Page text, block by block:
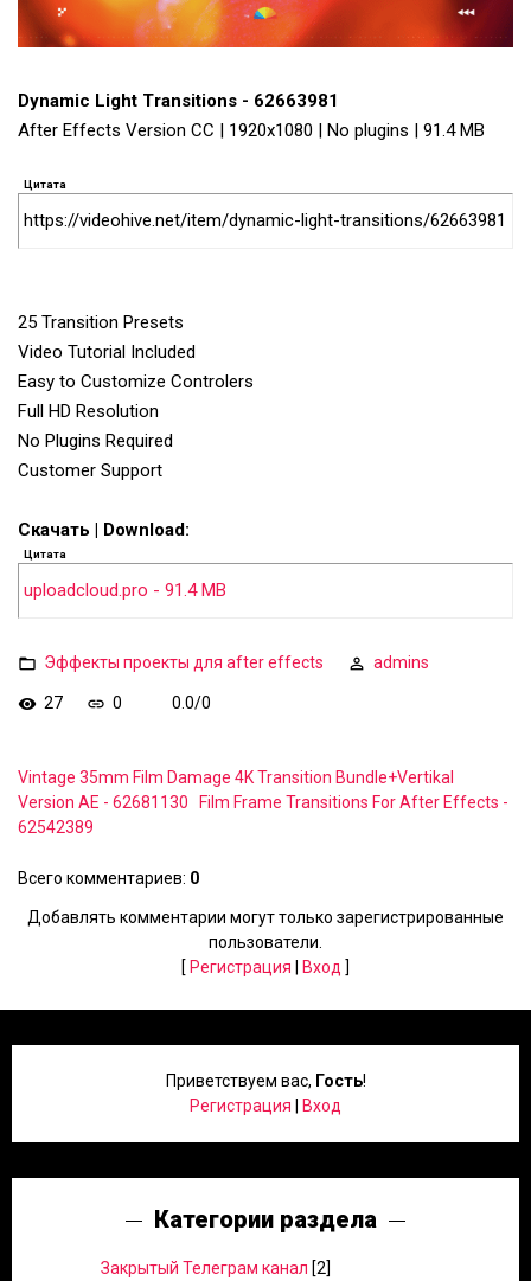
Dynamic Light Transitions - 62663981
After Effects Version CC | 1920x1080 | No plugins | 91.4 MB
Цитата
https://videohive.net/item/dynamic-light-transitions/62663981
25 Transition Presets
Video Tutorial Included
Easy to Customize Controlers
Full HD Resolution
No Plugins Required
Customer Support
Скачать | Download:
Цитата
uploadcloud.pro - 91.4 MB
Эффекты проекты для after effects admins
27 0 0.0/0
Vintage 35mm Film Damage 4K Transition Bundle+Vertikal
Version AE - 62681130
Film Frame Transitions For After Effects -
62542389
Всего комментариев: 0
Добавлять комментарии могут только зарегистрированные
пользователи.
[ Регистрация Вход ]
Приветствуем вас, Гость!
Регистрация
Вход
Категории раздела
Закрытый Телеграм канал [2]